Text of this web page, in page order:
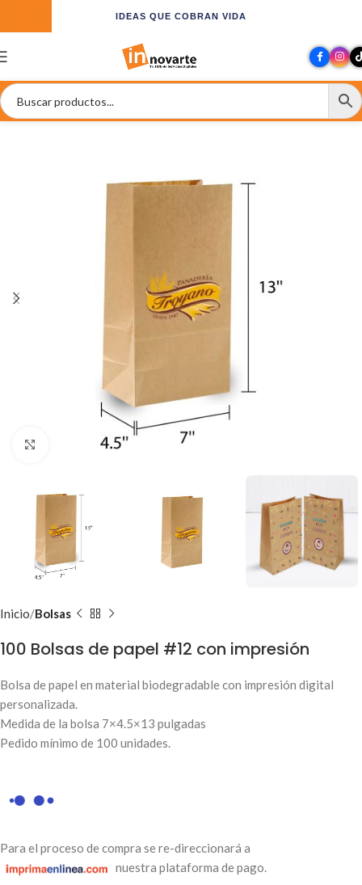
IDEAS QUE COBRAN VIDA
Clic para ampliar
Inicio Bolsas
100 Bolsas de papel #12 con impresión
Bolsa de papel en material biodegradable con impresión digital
personalizada.
Medida de la bolsa 7×4.5×13 pulgadas
Pedido mínimo de 100 unidades.
Para el proceso de compra se re-direccionará a
nuestra plataforma de pago.